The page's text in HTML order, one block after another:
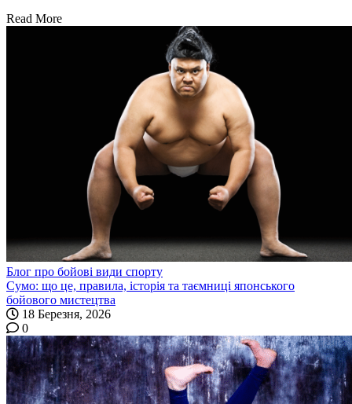
Read More
Блог про бойові види спорту
Сумо: що це, правила, історія та таємниці японського
бойового мистецтва
18 Березня, 2026
0